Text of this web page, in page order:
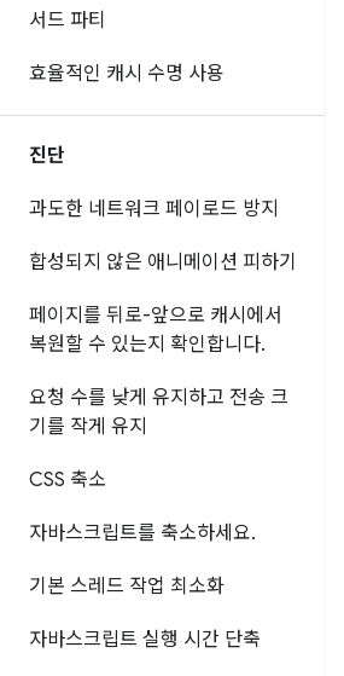
서드 파티
효율적인 캐시 수명 사용
진단
과도한 네트워크 페이로드 방지
합성되지 않은 애니메이션 피하기
페이지를 뒤로-앞으로 캐시에서
복원할 수 있는지 확인합니다.
요청 수를 낮게 유지하고 전송 크
기를 작게 유지
CSS 축소
자바스크립트를 축소하세요.
기본 스레드 작업 최소화
자바스크립트 실행 시간 단축